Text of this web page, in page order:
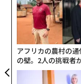
アフリカの農村の通
の壁。2人の挑戦者
た「次なる武器」